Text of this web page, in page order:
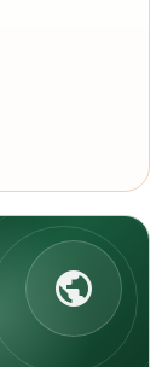
public